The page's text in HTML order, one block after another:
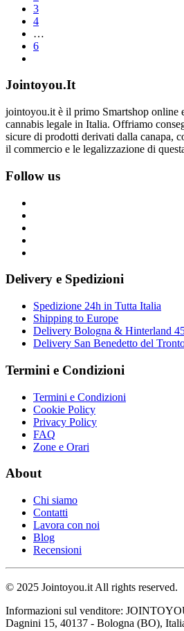
3
4
…
6
Jointoyou.It
jointoyou.it è il primo Smartshop online
cannabis legale in Italia. Offriamo
sicure di prodotti derivati dalla canapa,
il commercio e le legalizzazione di
Follow us
Delivery e Spedizioni
Spedizione 24h in Tutta Italia
Shipping to Europe
Delivery Bologna & Hinterland
Delivery San Benedetto del
Termini e Condizioni
Termini e Condizioni
Cookie Policy
Privacy Policy
FAQ
Zone e Orari
About
Chi siamo
Contatti
Lavora con noi
Blog
Recensioni
© 2025 Jointoyou.it All rights reserved.
Informazioni sul venditore:
Dagnini 15, 40137 - Bologna (BO),